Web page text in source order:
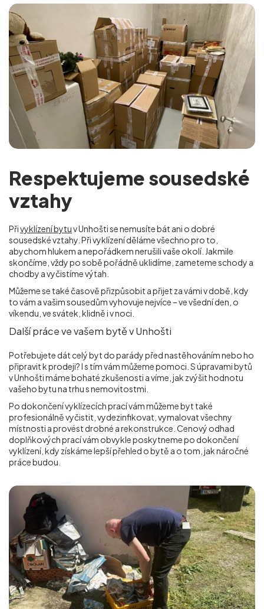
Respektujeme sousedské
vztahy
Přivyklízení bytuv Unhošti se nemusíte bát ani o dobré
sousedské vztahy. Při vyklízení děláme všechno pro to,
abychom hlukem a nepořádkem nerušili vaše okolí. Jakmile
skončíme, vždy po sobě pořádně uklidíme, zameteme schody a
chodby a vyčistíme výtah.
Můžeme se také časově přizpůsobit a přijet za vámi v době, kdy
to vám a vašim sousedům vyhovuje nejvíce – ve všední den, o
víkendu, ve svátek, klidně i v noci.
Další práce ve vašem bytě v Unhošti
Potřebujete dát celý byt do parády před nastěhováním nebo ho
připravit k prodeji? I s tím vám můžeme pomoci. S úpravami bytů
v Unhošti máme bohaté zkušenosti a víme, jak zvýšit hodnotu
vašeho bytu na trhu s nemovitostmi.
Po dokončení vyklízecích prací vám můžeme byt také
profesionálně vyčistit, vydezinfikovat, vymalovat všechny
místnosti a provést drobné a rekonstrukce. Cenový odhad
doplňkových prací vám obvykle poskytneme po dokončení
vyklízení, kdy získáme lepší přehled o bytě a o tom, jak náročné
práce budou.